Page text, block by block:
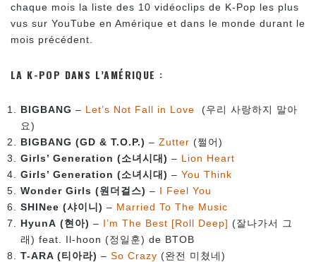
chaque mois la liste des 10 vidéoclips de K-Pop les plus
vus sur YouTube en Amérique et dans le monde durant le
mois précédent.
LA K-POP DANS L’AMÉRIQUE :
BIGBANG – Let’s Not Fall in Love (우리 사랑하지 말아
요)
BIGBANG (GD & T.O.P.) – Zutter (쩔어)
Girls’ Generation (소녀시대) – Lion Heart
Girls’ Generation (소녀시대) – You Think
Wonder Girls (원더걸스) – I Feel You
SHINee (샤이니) – Married To The Music
HyunA (현아) – I’m The Best [Roll Deep] (잘나가서 그
래) feat. Il-hoon (정일훈) de BTOB
T-ARA (티아라) – So Crazy (완전 미쳤네)